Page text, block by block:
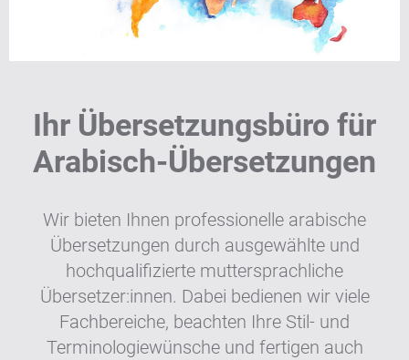
Ihr Übersetzungsbüro für
Arabisch-Übersetzungen
Wir bieten Ihnen professionelle arabische
Übersetzungen durch ausgewählte und
hochqualifizierte muttersprachliche
Übersetzer:innen. Dabei bedienen wir viele
Fachbereiche, beachten Ihre Stil- und
Terminologiewünsche und fertigen auch